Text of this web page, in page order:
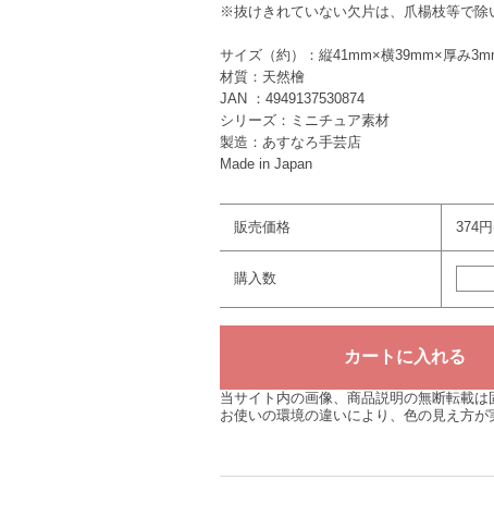
※抜けきれていない欠片は、爪楊枝等で除
サイズ（約）：縦41mm×横39mm×厚み
材質：天然檜
JAN ：4949137530874
シリーズ：ミニチュア素材
製造：あすなろ手芸店
Made in Japan
販売価格 374
購入数
当サイト内の画像、商品説明の無断転載は
お使いの環境の違いにより、色の見え方が